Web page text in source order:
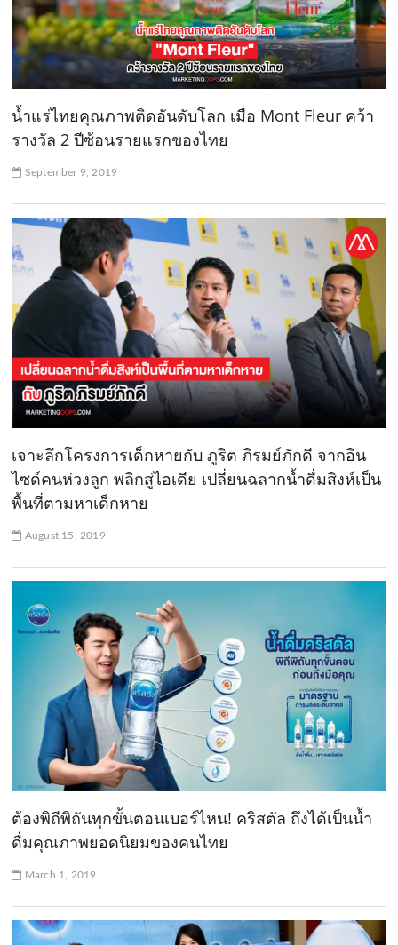
น้ำแร่ไทยคุณภาพติดอันดับโลก เมื่อ Mont Fleur คว้า
รางวัล 2 ปีซ้อนรายแรกของไทย
September 9, 2019
เจาะลึกโครงการเด็กหายกับ ภูริต ภิรมย์ภักดี จากอิน
ไซด์คนห่วงลูก พลิกสู่ไอเดีย เปลี่ยนฉลากน้ำดื่มสิงห์เป็น
พื้นที่ตามหาเด็กหาย
August 15, 2019
ต้องพิถีพิถันทุกขั้นตอนเบอร์ไหน! คริสตัล ถึงได้เป็นน้ำ
ดื่มคุณภาพยอดนิยมของคนไทย
March 1, 2019